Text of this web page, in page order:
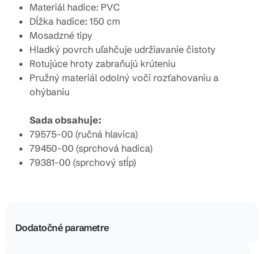
Materiál hadice: PVC
Dĺžka hadice: 150 cm
Mosadzné tipy
Hladký povrch uľahčuje udržiavanie čistoty
Rotujúce hroty zabraňujú krúteniu
Pružný materiál odolný voči rozťahovaniu a
ohýbaniu
Sada obsahuje:
79575-00 (ručná hlavica)
79450-00 (sprchová hadica)
79381-00 (sprchový stĺp)
Dodatočné parametre